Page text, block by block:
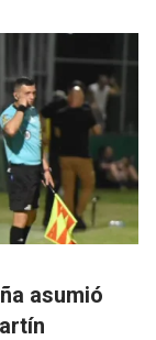
asumió